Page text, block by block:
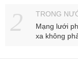
TRONG
Mạng lưới
xa không